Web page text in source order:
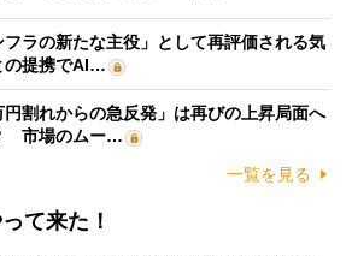
ラの新たな主役」として再評価される気
提携でAI…
割れからの急反発」は再びの上昇局面へ
市場のムー…
一覧を見る
て来た！